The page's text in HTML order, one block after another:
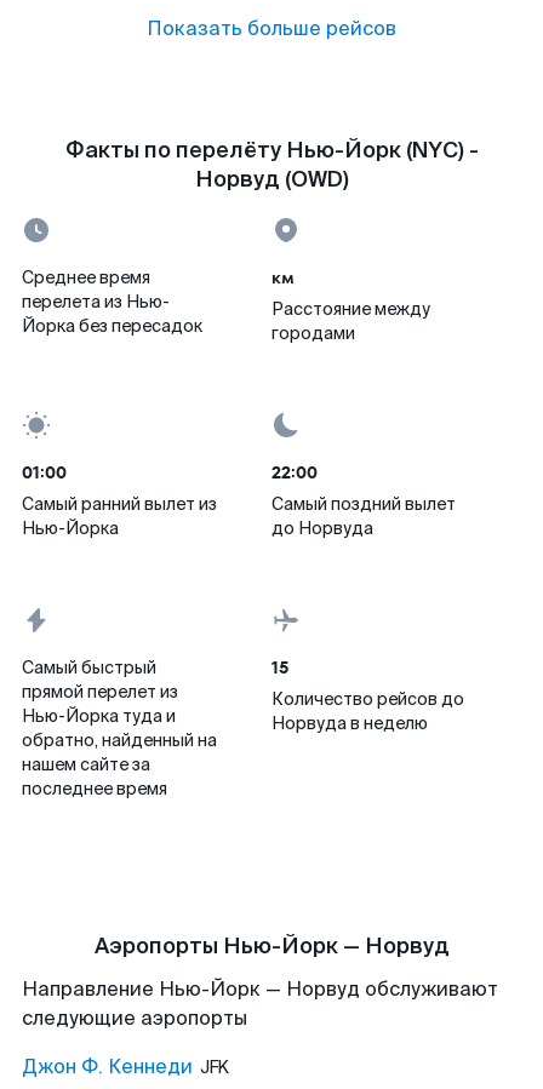
Показать больше рейсов
Факты по перелёту Нью-Йорк (NYC) -
Норвуд (OWD)
Среднее время
перелета из Нью-
Йорка без пересадок
км
Расстояние между
городами
01:00
Самый ранний вылет из
Нью-Йорка
22:00
Самый поздний вылет
до Норвуда
Самый быстрый
прямой перелет из
Нью-Йорка туда и
обратно, найденный на
нашем сайте за
последнее время
15
Количество рейсов до
Норвуда в неделю
Аэропорты Нью-Йорк — Норвуд
Направление Нью-Йорк — Норвуд обслуживают
следующие аэропорты
Джон Ф. Кеннеди JFK